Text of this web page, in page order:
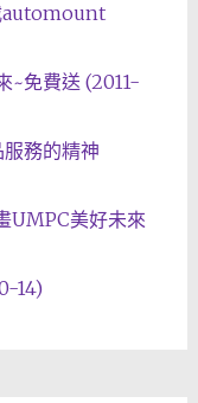
automount
~免費送 (2011-
務的精神
UMPC美好未來
14)